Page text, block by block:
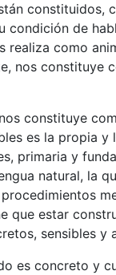
constituidos,
condición de
realiza como
nos constituye
constituye
es la propia y
primaria y
natural, la
que estar
sensibles y
es concreto y